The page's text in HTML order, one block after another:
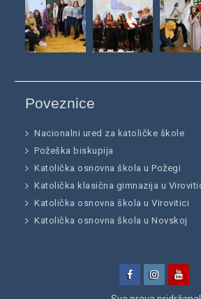
Poveznice
Nacionalni ured za katoličke škole
Požeška biskupija
Katolička osnovna škola u Požegi
Katolička klasična gimnazija u
Katolička osnovna škola u Virovitici
Katolička osnovna škola u Novskoj